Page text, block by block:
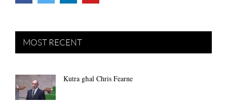
MOST RECENT
Kutra għal Chris Fearne